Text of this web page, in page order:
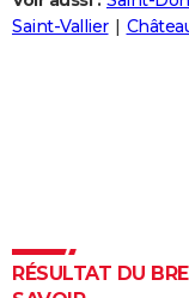
Destinations
City break
Voyage nature
Voyage de noces
Forum
Climat
+
PHOTO
Dictionnaire
Biographies
Citations
Expressions
Proverbes
PROGRAMME TV
Saint-Vallier
RÉSULTAT DU